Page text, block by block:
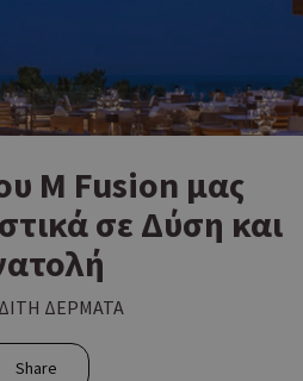
M Fusion μας
σε Δύση και
ΔΕΡΜΑΤΑ
Share